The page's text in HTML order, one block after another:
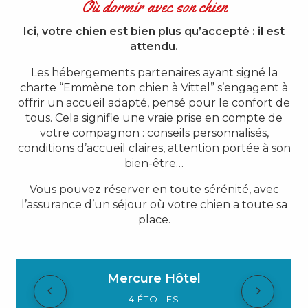
Où dormir avec son chien
Ici, votre chien est bien plus qu’accepté : il est
attendu.
Les hébergements partenaires ayant signé la
charte “Emmène ton chien à Vittel” s’engagent à
offrir un accueil adapté, pensé pour le confort de
tous. Cela signifie une vraie prise en compte de
votre compagnon : conseils personnalisés,
conditions d’accueil claires, attention portée à son
bien-être…
Vous pouvez réserver en toute sérénité, avec
l’assurance d’un séjour où votre chien a toute sa
place.
Mercure Hôtel
4 ÉTOILES